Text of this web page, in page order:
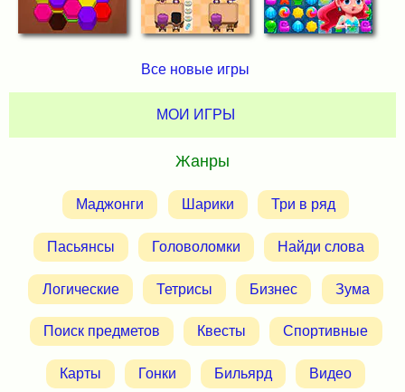
Все новые игры
МОИ ИГРЫ
Жанры
Маджонги Шарики Три в ряд
Пасьянсы Головоломки Найди слова
Логические Тетрисы Бизнес Зума
Поиск предметов Квесты Спортивные
Карты Гонки Бильярд Видео